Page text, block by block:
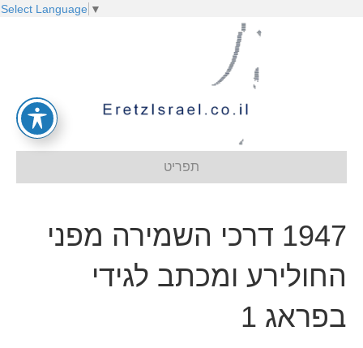
Select Language ▼
תפריט
1947 דרכי השמירה מפני
החולירע ומכתב לגידי
בפראג 1